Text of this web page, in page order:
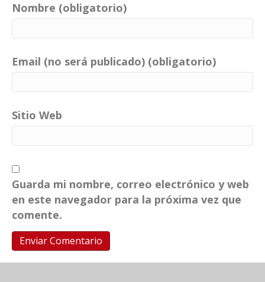
Nombre (obligatorio)
Email (no será publicado) (obligatorio)
Sitio Web
Guarda mi nombre, correo electrónico y web
en este navegador para la próxima vez que
comente.